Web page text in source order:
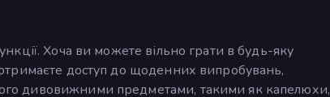
Хоча ви можете вільно грати в будь-яку
доступ до щоденних випробувань,
дивовижними предметами, такими як капелюхи,